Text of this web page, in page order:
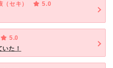
（セキ）
5.0
5.0
た！